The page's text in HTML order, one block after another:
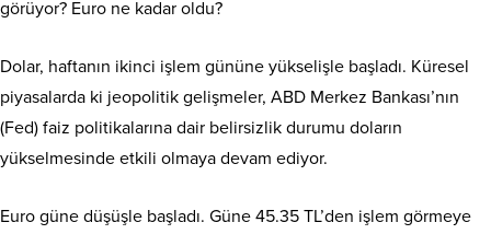
görüyor? Euro ne kadar oldu?
Dolar, haftanın ikinci işlem gününe yükselişle başladı. Küresel
piyasalarda ki jeopolitik gelişmeler, ABD Merkez Bankası’nın
(Fed) faiz politikalarına dair belirsizlik durumu doların
yükselmesinde etkili olmaya devam ediyor.
Euro güne düşüşle başladı. Güne 45.35 TL’den işlem görmeye